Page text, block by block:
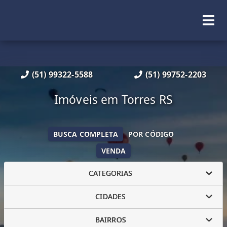
(51) 99322-5588 (51) 99752-2203
Imóveis em Torres RS
VENDA
BUSCA COMPLETA POR CÓDIGO
CATEGORIAS
CIDADES
BAIRROS